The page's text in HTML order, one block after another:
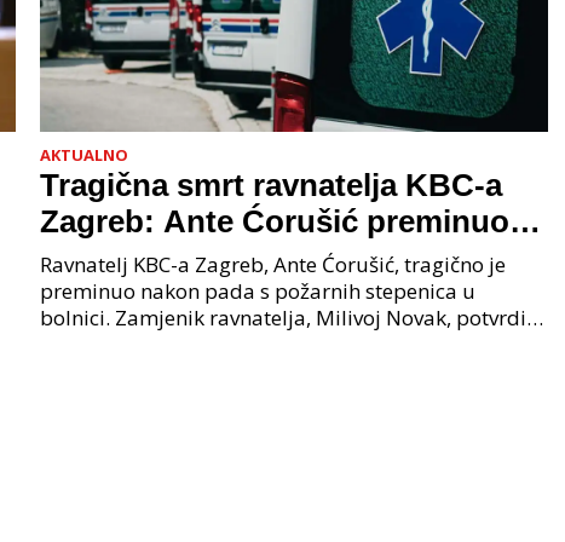
AKTUALNO
Tragična smrt ravnatelja KBC-a
Zagreb: Ante Ćorušić preminuo
nakon pada u bolnici, policija na
mjestu događaja
Ravnatelj KBC-a Zagreb, Ante Ćorušić, tragično je
preminuo nakon pada s požarnih stepenica u
bolnici. Zamjenik ravnatelja, Milivoj Novak, potvrdio